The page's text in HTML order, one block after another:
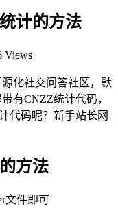
计的方法
Views
源化社交问答社区，默
有CNZZ统计代码，
代码呢？新手站长网
方法
文件即可